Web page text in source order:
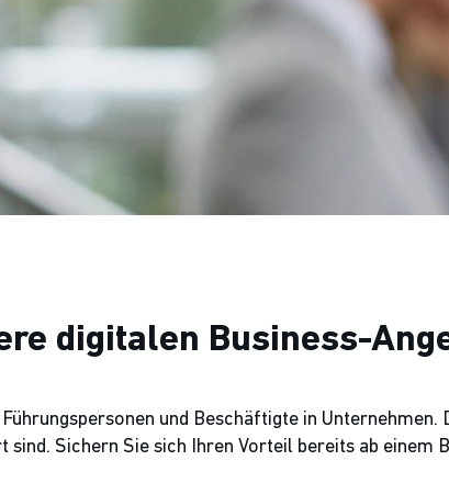
digitalen Business-
und Beschäftigte in
Sichern Sie sich Ihren Vorteil bereits ab einem